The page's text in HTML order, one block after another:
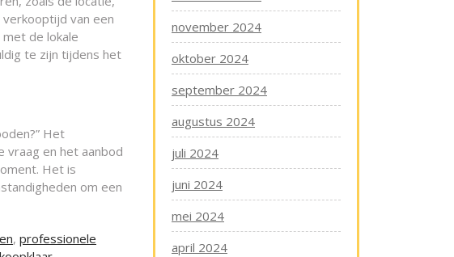
van een
de lokale
te zijn tijdens het
Het
vraag en het aanbod
Het is
om een
, professionele
november 2024
oktober 2024
september 2024
augustus 2024
juli 2024
juni 2024
mei 2024
april 2024